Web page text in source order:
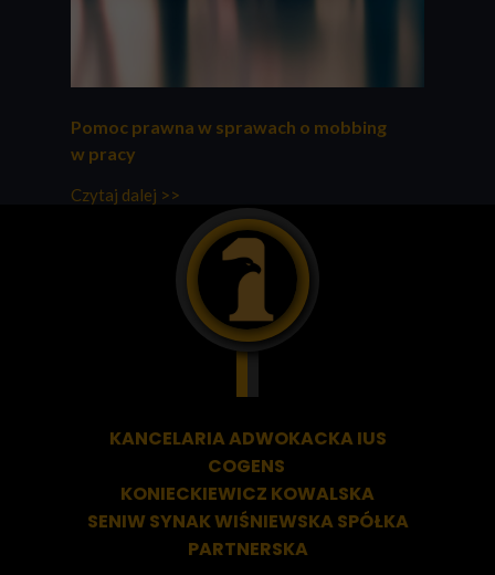
Pomoc prawna w sprawach o mobbing
w pracy
Czytaj dalej >>
KANCELARIA ADWOKACKAIUS
COGENS
KONIECKIEWICZ KOWALSKA
SENIW SYNAK WIŚNIEWSKA SPÓŁKA
PARTNERSKA